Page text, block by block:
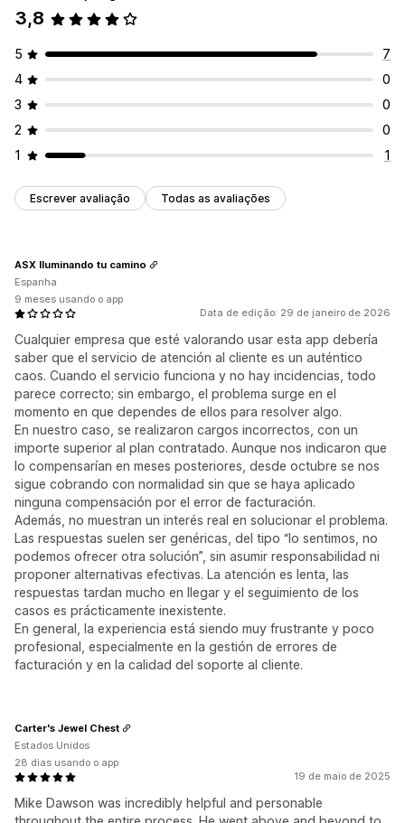
3,8
5
7
4
0
3
0
2
0
1
1
Escrever avaliação Todas as avaliações
Data de edição: 29 de janeiro de 2026
Cualquier empresa que esté valorando usar esta app debería
saber que el servicio de atención al cliente es un auténtico
caos. Cuando el servicio funciona y no hay incidencias, todo
parece correcto; sin embargo, el problema surge en el
momento en que dependes de ellos para resolver algo.
En nuestro caso, se realizaron cargos incorrectos, con un
importe superior al plan contratado. Aunque nos indicaron que
lo compensarían en meses posteriores, desde octubre se nos
sigue cobrando con normalidad sin que se haya aplicado
ninguna compensación por el error de facturación.
Además, no muestran un interés real en solucionar el problema.
Las respuestas suelen ser genéricas, del tipo “lo sentimos, no
podemos ofrecer otra solución”, sin asumir responsabilidad ni
proponer alternativas efectivas. La atención es lenta, las
respuestas tardan mucho en llegar y el seguimiento de los
casos es prácticamente inexistente.
En general, la experiencia está siendo muy frustrante y poco
profesional, especialmente en la gestión de errores de
facturación y en la calidad del soporte al cliente.
ASX Iluminando tu camino
Espanha
9 meses usando o app
19 de maio de 2025
Mike Dawson was incredibly helpful and personable
Carter's Jewel Chest
Estados Unidos
28 dias usando o app